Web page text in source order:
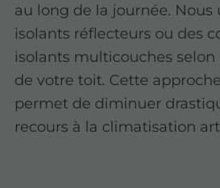
au long de la journée. Nous
isolants réflecteurs ou des
isolants multicouches selon
de votre toit. Cette
permet de diminuer
recours à la climatisation